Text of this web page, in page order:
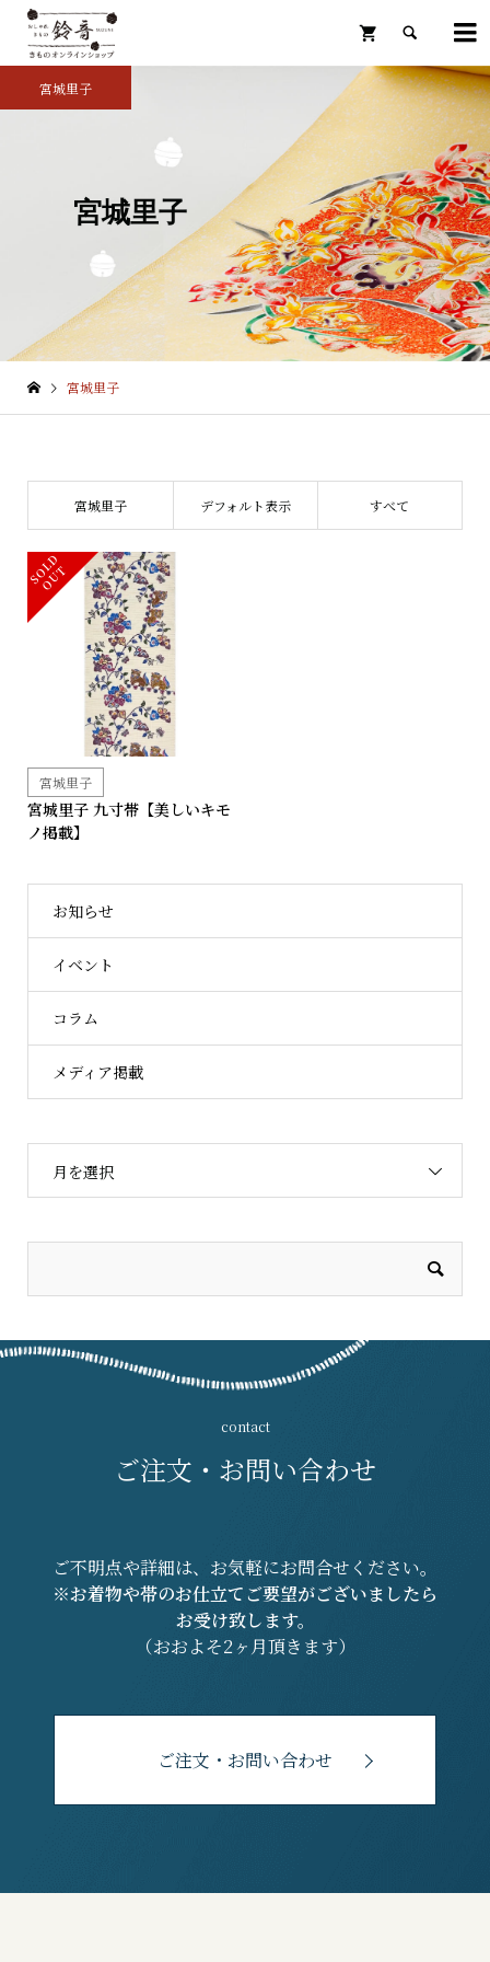


宮城里子
宮城里子
宮城里子
宮城里子 デフォルト表示 すべて
S
O
L
D
O
U
T
宮城里子
宮城里子 九寸帯【美しいキモ
ノ掲載】
お知らせ
イベント
コラム
メディア掲載
月を選択
ご注文・お問い合わせ
ご不明点や詳細は、お気軽にお問合せください。
※お着物や帯のお仕立てご要望がございましたら
お受け致します。
（おおよそ2ヶ月頂きます）
ご注文・お問い合わせ